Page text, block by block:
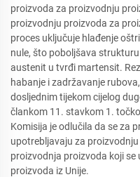
proizvoda za proizvodnju
proizvodnju proizvoda za
proces uključuje hlađenje
nule, što poboljšava
austenit u tvrđi martensit.
habanje i zadržavanje
dosljednim tijekom cijelog
člankom 11. stavkom 1.
Komisija je odlučila da se za
upotrebljavaju za
proizvodnja proizvoda koji
proizvoda iz Unije.